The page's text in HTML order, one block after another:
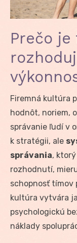
Prečo
Firemná kultúra
hodnôt, noriem,
správanie ľudí v
k stratégii, ale
správania,
rozhodnutí,
schopnosť tímov
kultúra vytvára
psychologickú
náklady